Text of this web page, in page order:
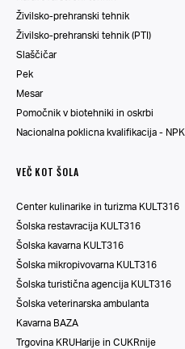
Živilsko-prehranski tehnik
Živilsko-prehranski tehnik (PTI)
Slaščičar
Pek
Mesar
Pomočnik v biotehniki in oskrbi
Nacionalna poklicna kvalifikacija - NPK
VEČ KOT ŠOLA
Center kulinarike in turizma KULT316
Šolska restavracija KULT316
Šolska kavarna KULT316
Šolska mikropivovarna KULT316
Šolska turistična agencija KULT316
Šolska veterinarska ambulanta
Kavarna BAZA
Trgovina KRUHarije in CUKRnije